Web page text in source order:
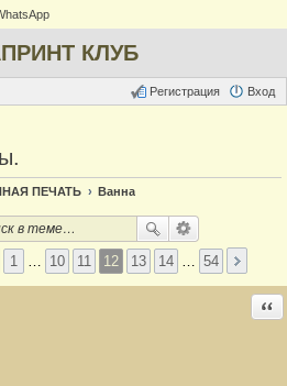
КЛУБ
Вход
Регистрация
ПЕЧАТЬ Ванна
1 10 11 12 13 14 54